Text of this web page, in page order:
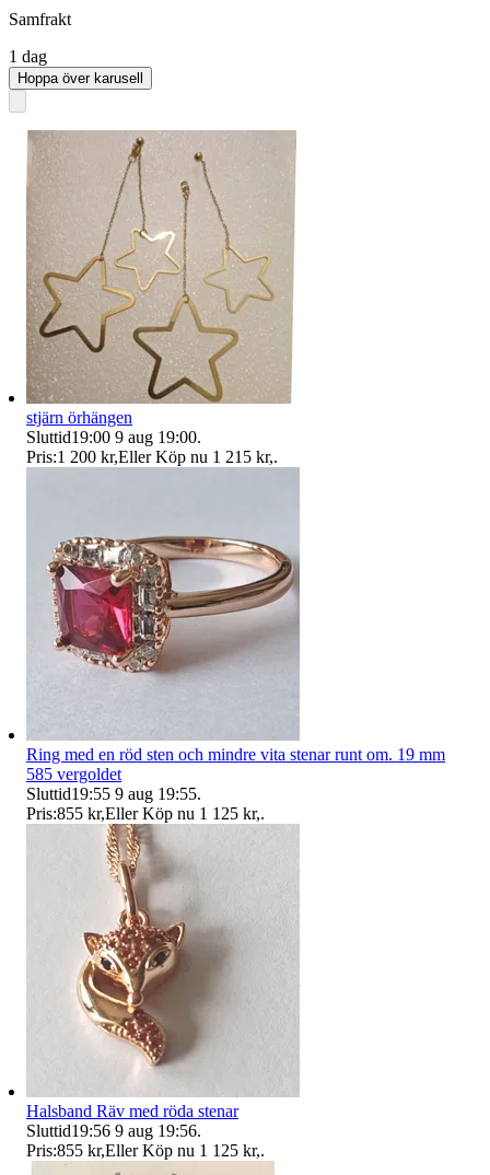
Samfrakt
1 dag
Hoppa över karusell
stjärn örhängen
Sluttid19:00 9 aug 19:00.
Pris:1 200 kr,Eller Köp nu 1 215 kr,.
Ring med en röd sten och mindre vita stenar runt om. 19 mm
585 vergoldet
Sluttid19:55 9 aug 19:55.
Pris:855 kr,Eller Köp nu 1 125 kr,.
Halsband Räv med röda stenar
Sluttid19:56 9 aug 19:56.
Pris:855 kr,Eller Köp nu 1 125 kr,.